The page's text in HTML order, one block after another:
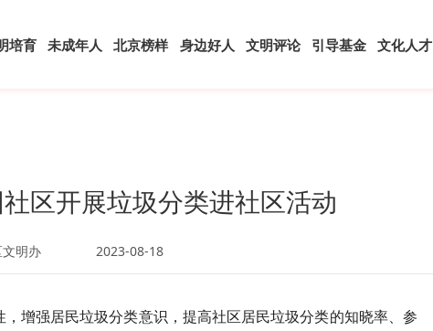
培育 未成年人 北京榜样 身边好人 文明评论 引导基金 文化人才
区开展垃圾分类进社区活动
明办 2023-08-18
增强居民垃圾分类意识，提高社区居民垃圾分类的知晓率、参